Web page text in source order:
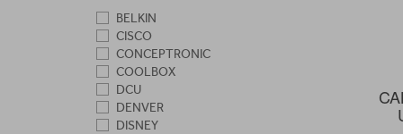
BELKIN
CISCO
CONCEPTRONIC
COOLBOX
DCU
DENVER
DISNEY